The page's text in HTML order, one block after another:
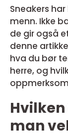
Sneakers
menn. Ikke
de gir også
denne
hva du bør
herre, og
man